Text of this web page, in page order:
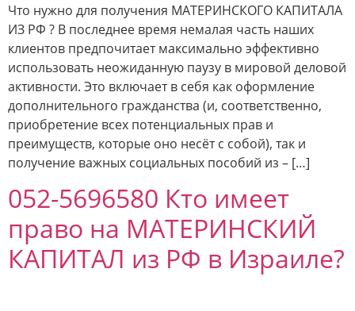
Что нужно для получения МАТЕРИНСКОГО КАПИТАЛА
ИЗ РФ ? В последнее время немалая часть наших
клиентов предпочитает максимально эффективно
использовать неожиданную паузу в мировой деловой
активности. Это включает в себя как оформление
дополнительного гражданства (и, соответственно,
приобретение всех потенциальных прав и
преимуществ, которые оно несёт с собой), так и
получение важных социальных пособий из – […]
052-5696580 Кто имеет
право на МАТЕРИНСКИЙ
КАПИТАЛ из РФ в Израиле?